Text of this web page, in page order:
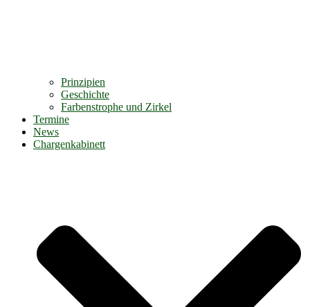
Prinzipien
Geschichte
Farbenstrophe und Zirkel
Termine
News
Chargenkabinett